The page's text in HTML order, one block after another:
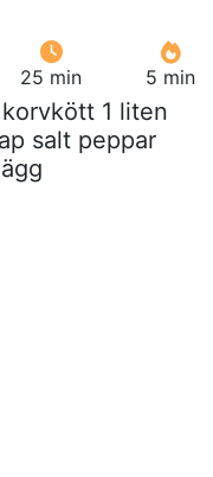
25 min 5 min
1 liten
salt peppar